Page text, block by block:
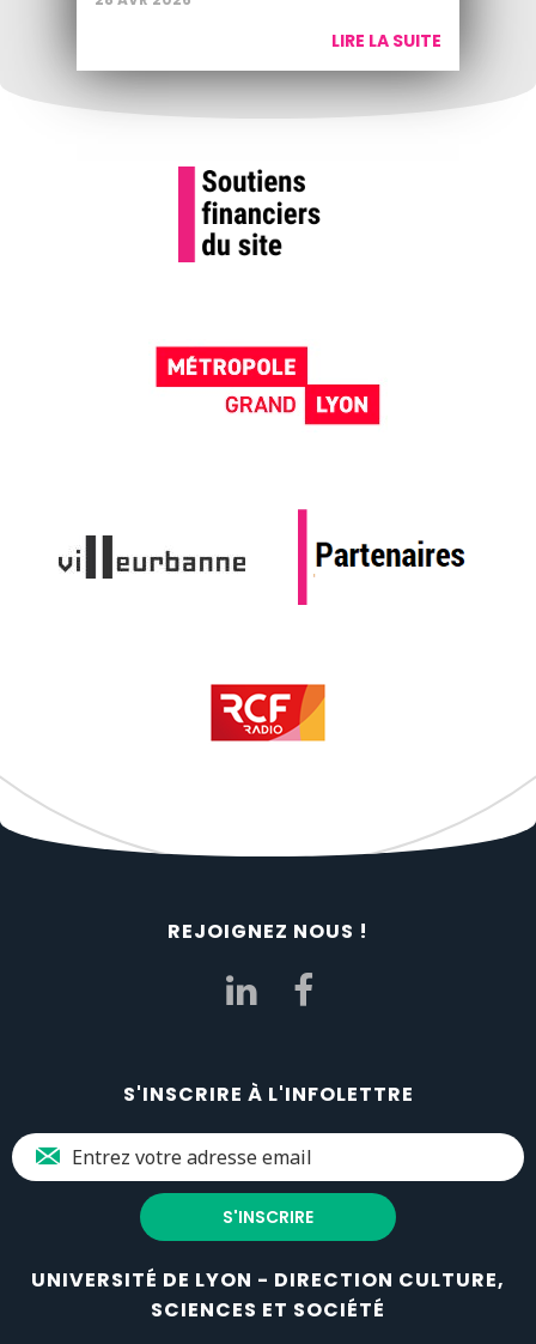
LIRE LA SUITE
REJOIGNEZ NOUS !
S'INSCRIRE À L'INFOLETTRE
UNIVERSITÉ DE LYON - DIRECTION CULTURE,
SCIENCES ET SOCIÉTÉ